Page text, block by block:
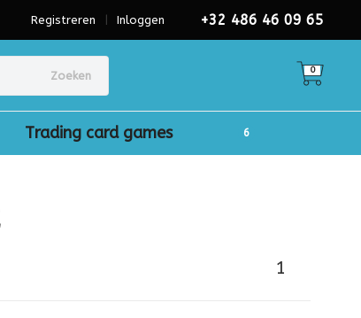
+32 486 46 09 65
Inloggen
Registreren
Zoeken 0
Trading card games
1